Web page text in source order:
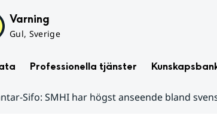
Varning
Gul, Sverige
Professionella tjänster
Sifo: SMHI har högst anseende bland